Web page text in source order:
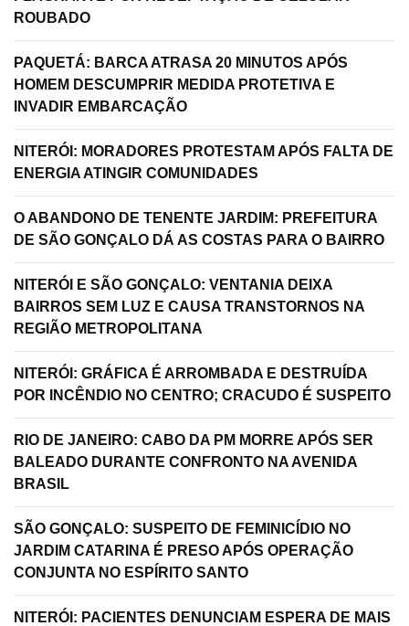
ROUBADO
PAQUETÁ: BARCA ATRASA 20 MINUTOS APÓS
HOMEM DESCUMPRIR MEDIDA PROTETIVA E
INVADIR EMBARCAÇÃO
NITERÓI: MORADORES PROTESTAM APÓS FALTA DE
ENERGIA ATINGIR COMUNIDADES
O ABANDONO DE TENENTE JARDIM: PREFEITURA
DE SÃO GONÇALO DÁ AS COSTAS PARA O BAIRRO
NITERÓI E SÃO GONÇALO: VENTANIA DEIXA
BAIRROS SEM LUZ E CAUSA TRANSTORNOS NA
REGIÃO METROPOLITANA
NITERÓI: GRÁFICA É ARROMBADA E DESTRUÍDA
POR INCÊNDIO NO CENTRO; CRACUDO É SUSPEITO
RIO DE JANEIRO: CABO DA PM MORRE APÓS SER
BALEADO DURANTE CONFRONTO NA AVENIDA
BRASIL
SÃO GONÇALO: SUSPEITO DE FEMINICÍDIO NO
JARDIM CATARINA É PRESO APÓS OPERAÇÃO
CONJUNTA NO ESPÍRITO SANTO
NITERÓI: PACIENTES DENUNCIAM ESPERA DE MAIS